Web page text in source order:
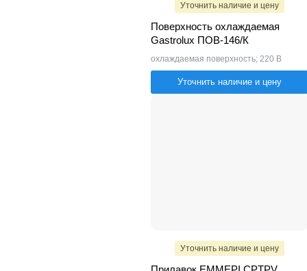
Уточнить наличие и цену
Поверхность охлаждаемая
Gastrolux ПОВ-146/К
охлаждаемая поверхность; 220 В
Уточнить наличие и цену
Уточнить наличие и цену